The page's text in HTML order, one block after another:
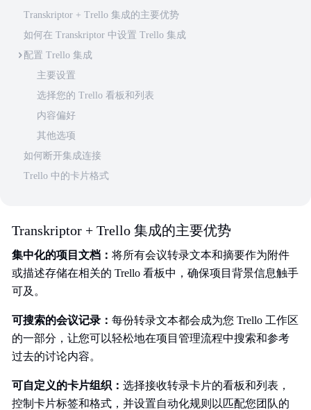
Transkriptor + Trello 集成的主要优势
如何在 Transkriptor 中设置 Trello 集成
配置 Trello 集成
主要设置
选择您的 Trello 看板和列表
内容偏好
其他选项
如何断开集成连接
Trello 中的卡片格式
Transkriptor + Trello 集成的主要优势
集中化的项目文档： 将所有会议转录文本和摘要作为附件
或描述存储在相关的 Trello 看板中，确保项目背景信息触手
可及。
可搜索的会议记录： 每份转录文本都会成为您 Trello 工作区
的一部分，让您可以轻松地在项目管理流程中搜索和参考
过去的讨论内容。
可自定义的卡片组织： 选择接收转录卡片的看板和列表，
控制卡片标签和格式，并设置自动化规则以匹配您团队的